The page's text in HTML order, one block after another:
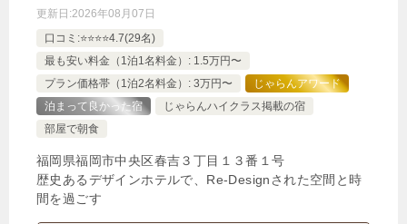
更新日:2026年08月07日
口コミ:⭐️⭐️⭐️⭐️4.7(29名)
最も安い料金（1泊1名料金）: 1.5万円〜
プラン価格帯（1泊2名料金）: 3万円〜
じゃらんアワード
泊まって良かった宿
じゃらんハイクラス掲載の宿
部屋で朝食
福岡県福岡市中央区春吉３丁目１３番１号
歴史あるデザインホテルで、Re-Designされた空間と時
間を過ごす